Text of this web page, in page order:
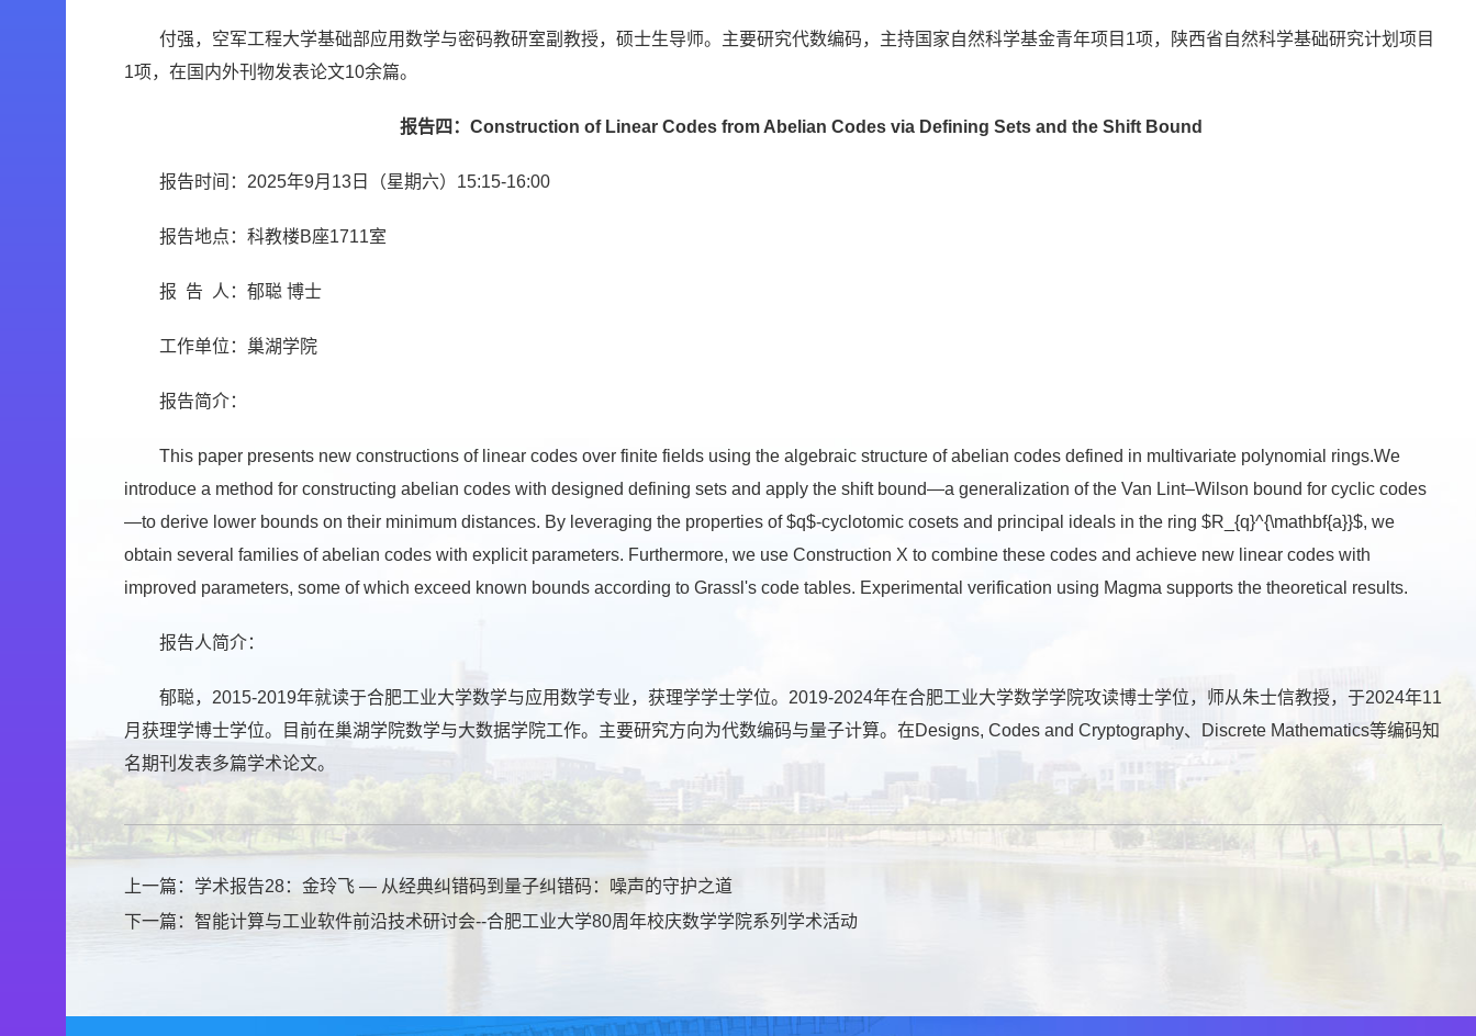
付强，空军工程大学基础部应用数学与密码教研室副教授，硕士生导师。主要研究代数编码，主持国家自然科学基金青年项目1项，陕西省自然科学基础研究计划项目
1项，在国内外刊物发表论文10余篇。
报告四：Construction of Linear Codes from Abelian Codes via Defining Sets and the Shift Bound
报告时间：2025年9月13日（星期六）15:15-16:00
报告地点：科教楼B座1711室
报 告 人：郁聪 博士
工作单位：巢湖学院
报告简介：
This paper presents new constructions of linear codes over finite fields using the algebraic structure of abelian codes defined in multivariate polynomial rings.We
introduce a method for constructing abelian codes with designed defining sets and apply the shift bound—a generalization of the Van Lint–Wilson bound for cyclic codes
—to derive lower bounds on their minimum distances. By leveraging the properties of $q$-cyclotomic cosets and principal ideals in the ring $R_{q}^{\mathbf{a}}$, we
obtain several families of abelian codes with explicit parameters. Furthermore, we use Construction X to combine these codes and achieve new linear codes with
improved parameters, some of which exceed known bounds according to Grassl's code tables. Experimental verification using Magma supports the theoretical results.
报告人简介：
郁聪，2015-2019年就读于合肥工业大学数学与应用数学专业，获理学学士学位。2019-2024年在合肥工业大学数学学院攻读博士学位，师从朱士信教授，于2024年11
月获理学博士学位。目前在巢湖学院数学与大数据学院工作。主要研究方向为代数编码与量子计算。在Designs, Codes and Cryptography、Discrete Mathematics等编码知
名期刊发表多篇学术论文。
上一篇： 学术报告28：金玲飞 — 从经典纠错码到量子纠错码：噪声的守护之道
下一篇： 智能计算与工业软件前沿技术研讨会--合肥工业大学80周年校庆数学学院系列学术活动